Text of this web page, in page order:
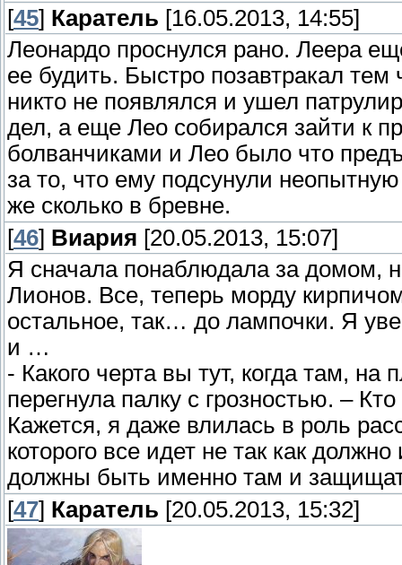
[45] Каратель [16.05.2013, 14:55]
Леонардо проснулся рано. Леера
ее будить. Быстро позавтракал
никто не появлялся и ушел
дел, а еще Лео собирался зайти к
болванчиками и Лео было что
за то, что ему подсунули
же сколько в бревне.
[46] Виария [20.05.2013, 15:07]
Я сначала понаблюдала за домом,
Лионов. Все, теперь морду
остальное, так… до лампочки. Я
и …
- Какого черта вы тут, когда там,
перегнула палку с грозностью. –
Кажется, я даже влилась в роль
которого все идет не так как
должны быть именно там и
[47] Каратель [20.05.2013, 15:32]